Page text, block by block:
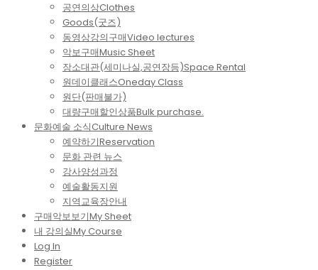
공연의상Clothes
Goods(굿즈)
동영상강의구매Video lectures
악보구매Music Sheet
장소대관(세미나실,공연장등)Space Rental
원데이클래스Oneday Class
원단(판매불가)
대량구매할인상품Bulk purchase.
문화예술 소식Culture News
예약하기Reservation
문화 관련 뉴스
강사양성과정
예술활동지원
지역교육장안내
구매악보보기My Sheet
내 강의실My Course
Log In
Register